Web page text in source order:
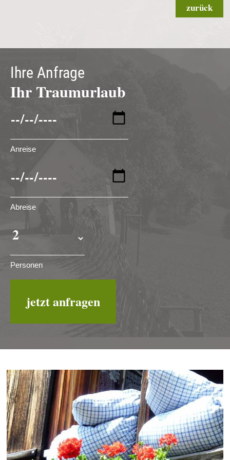
zurück
Ihre Anfrage
Ihr Traumurlaub
Anreise
Abreise
Personen
jetzt anfragen